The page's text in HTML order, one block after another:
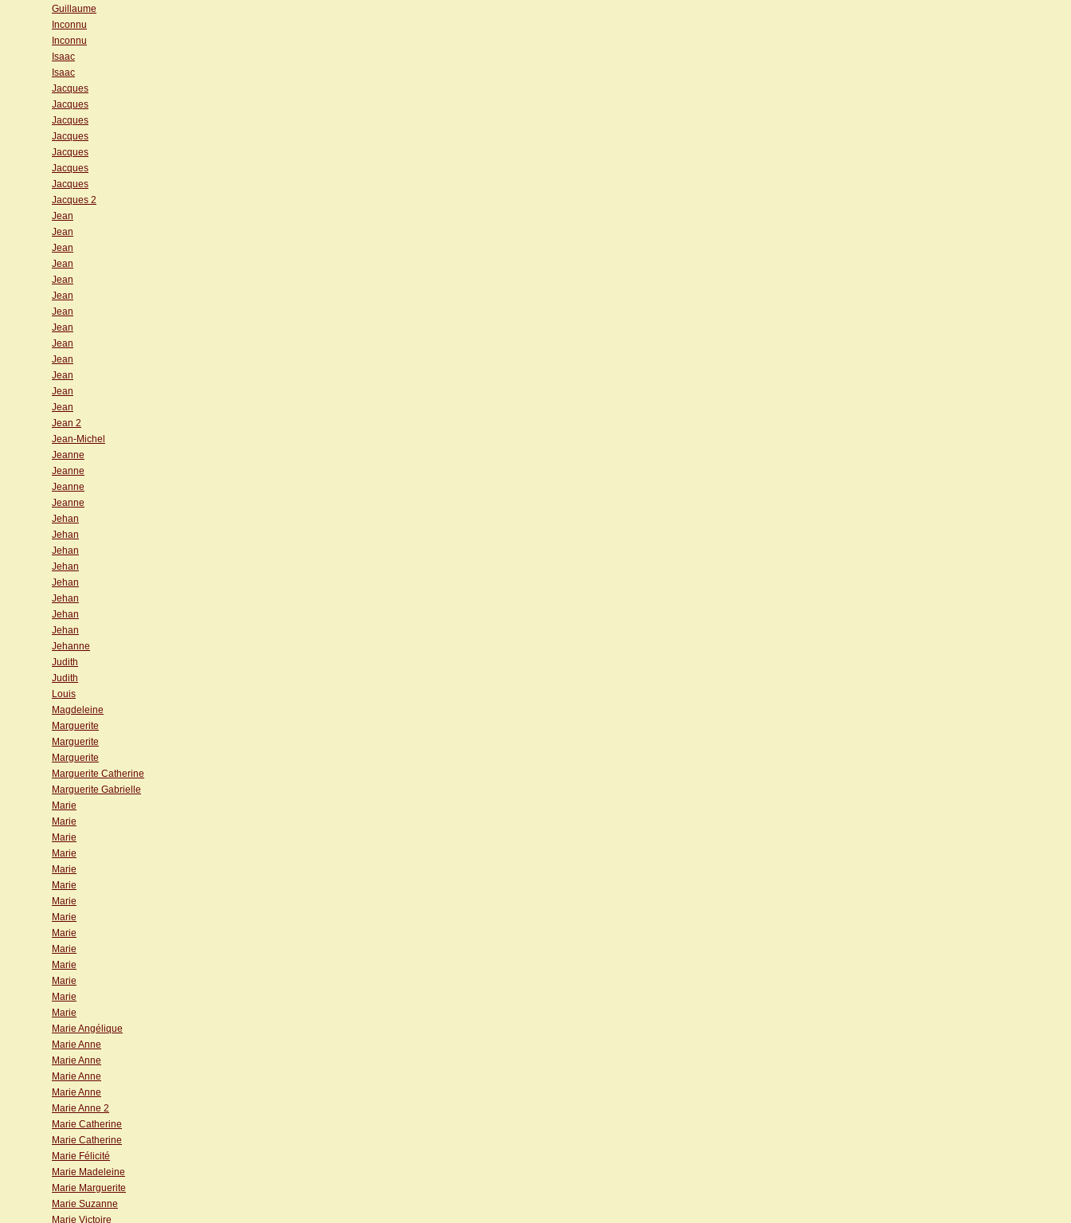
Guillaume
Inconnu
Inconnu
Isaac
Isaac
Jacques
Jacques
Jacques
Jacques
Jacques
Jacques
Jacques
Jacques 2
Jean
Jean
Jean
Jean
Jean
Jean
Jean
Jean
Jean
Jean
Jean
Jean
Jean
Jean 2
Jean-Michel
Jeanne
Jeanne
Jeanne
Jeanne
Jehan
Jehan
Jehan
Jehan
Jehan
Jehan
Jehan
Jehan
Jehanne
Judith
Judith
Louis
Magdeleine
Marguerite
Marguerite
Marguerite
Marguerite Catherine
Marguerite Gabrielle
Marie
Marie
Marie
Marie
Marie
Marie
Marie
Marie
Marie
Marie
Marie
Marie
Marie
Marie
Marie Angélique
Marie Anne
Marie Anne
Marie Anne
Marie Anne
Marie Anne 2
Marie Catherine
Marie Catherine
Marie Félicité
Marie Madeleine
Marie Marguerite
Marie Suzanne
Marie Victoire